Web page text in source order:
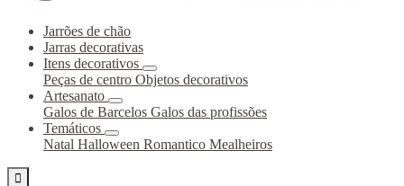
Jarrões de chão
Jarras decorativas
Itens decorativos
Peças de centro Objetos decorativos
Artesanato
Galos de Barcelos Galos das profissões
Temáticos
Natal Halloween Romantico Mealheiros
